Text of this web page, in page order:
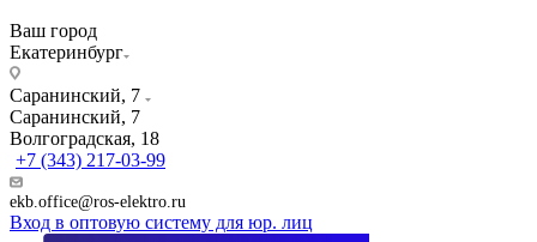
Ваш город
Екатеринбург
Саранинский, 7
Саранинский, 7
Волгоградская, 18
+7 (343) 217-03-99
ekb.office@ros-elektro.ru
Вход в оптовую систему для юр. лиц